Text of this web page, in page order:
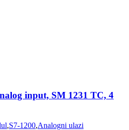
input, SM 1231 TC, 4
,S7-1200,Analogni ulazi